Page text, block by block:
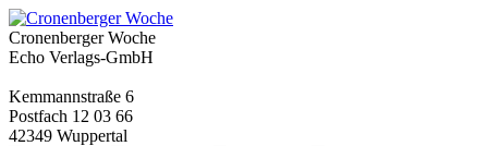
Cronenberger Woche
Echo Verlags-GmbH
Kemmannstraße 6
Postfach 12 03 66
42349 Wuppertal